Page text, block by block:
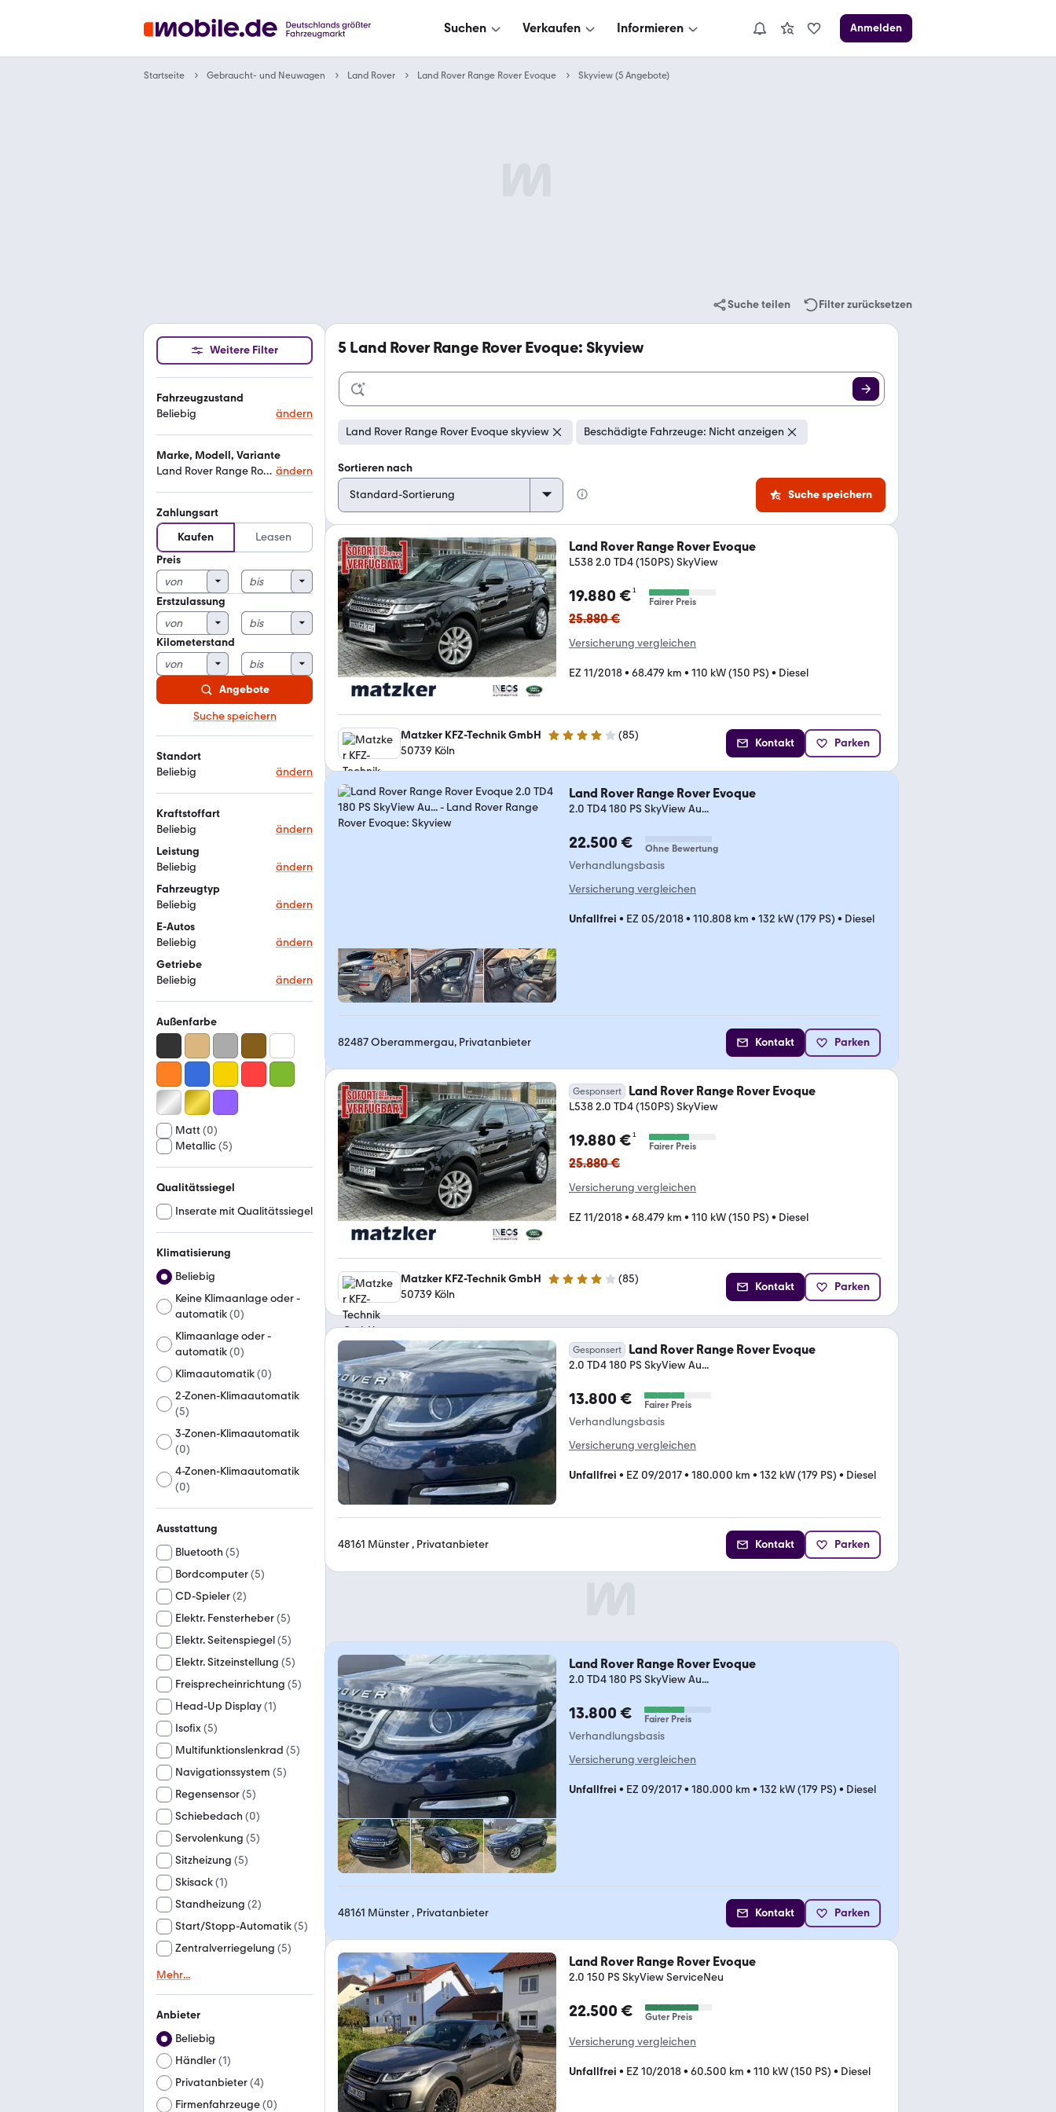
Suchen Verkaufen Informieren Anmelden
Startseite Gebraucht- und Neuwagen Land Rover Land Rover Range Rover Evoque Skyview (5 Angebote)
Suche teilen Filter zurücksetzen
Weitere Filter
Fahrzeugzustand
Beliebig
ändern
Marke, Modell, Variante
Land Rover Range Rover Evoque skyview ändern
Zahlungsart
Kaufen
Leasen
Preis
Erstzulassung
Kilometerstand
Angebote
Suche speichern
Standort
Beliebig
ändern
Kraftstoffart
Beliebig
ändern
Leistung
Beliebig
ändern
Fahrzeugtyp
Beliebig
ändern
E-Autos
Beliebig
ändern
Getriebe
Beliebig
ändern
Außenfarbe
Matt (0)
Metallic(5)
Qualitätssiegel
Inserate mit Qualitätssiegel
Klimatisierung
Beliebig
Keine Klimaanlage oder -
automatik(0)
Klimaanlage oder -
automatik(0)
Klimaautomatik(0)
2-Zonen-Klimaautomatik
(5)
3-Zonen-Klimaautomatik
(0)
4-Zonen-Klimaautomatik
(0)
Ausstattung
Bluetooth (5)
Bordcomputer(5)
CD-Spieler(2)
Elektr. Fensterheber(5)
Elektr. Seitenspiegel(5)
Elektr. Sitzeinstellung (5)
Freisprecheinrichtung (5)
Head-Up Display(1)
Isofix(5)
Multifunktionslenkrad (5)
Navigationssystem (5)
Regensensor(5)
Schiebedach (0)
Servolenkung (5)
Sitzheizung (5)
Skisack(1)
Standheizung (2)
Start/Stopp-Automatik(5)
Zentralverriegelung (5)
Mehr...
Anbieter
Beliebig
Händler(1)
Privatanbieter(4)
Firmenfahrzeuge(0)
5 Land Rover Range Rover Evoque: Skyview
Land Rover Range Rover Evoque skyview Beschädigte Fahrzeuge: Nicht anzeigen
Sortieren nach
Suche speichern
Land Rover Range Rover Evoque
L538 2.0 TD4 (150PS) SkyView
19.880 €¹
Fairer Preis
25.880 €
Versicherung vergleichen
EZ 11/2018• 68.479 km • 110 kW (150 PS) • Diesel
Matzker KFZ-Technik GmbH 4.2 Sterne (85)
50739 Köln
Kontakt Parken
Land Rover Range Rover Evoque
2.0 TD4 180 PS SkyView Au...
22.500 € Ohne Bewertung
Verhandlungsbasis
Versicherung vergleichen
Unfallfrei • EZ 05/2018• 110.808 km • 132 kW (179 PS) • Diesel
82487 Oberammergau, Privatanbieter Kontakt Parken
Gesponsert Land Rover Range Rover Evoque
L538 2.0 TD4 (150PS) SkyView
19.880 €¹
Fairer Preis
25.880 €
Versicherung vergleichen
EZ 11/2018• 68.479 km • 110 kW (150 PS) • Diesel
Matzker KFZ-Technik GmbH 4.2 Sterne (85)
50739 Köln
Kontakt Parken
Gesponsert Land Rover Range Rover Evoque
2.0 TD4 180 PS SkyView Au...
13.800 € Fairer Preis
Verhandlungsbasis
Versicherung vergleichen
Unfallfrei • EZ 09/2017• 180.000 km • 132 kW (179 PS) • Diesel
48161 Münster , Privatanbieter Kontakt Parken
Land Rover Range Rover Evoque
2.0 TD4 180 PS SkyView Au...
13.800 € Fairer Preis
Verhandlungsbasis
Versicherung vergleichen
Unfallfrei • EZ 09/2017• 180.000 km • 132 kW (179 PS) • Diesel
48161 Münster , Privatanbieter Kontakt Parken
Land Rover Range Rover Evoque
2.0 150 PS SkyView ServiceNeu
22.500 € Guter Preis
Versicherung vergleichen
Unfallfrei • EZ 10/2018• 60.500 km • 110 kW (150 PS) • Diesel